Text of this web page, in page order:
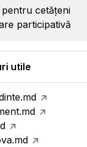
pentru cetățeni
participativă
utile